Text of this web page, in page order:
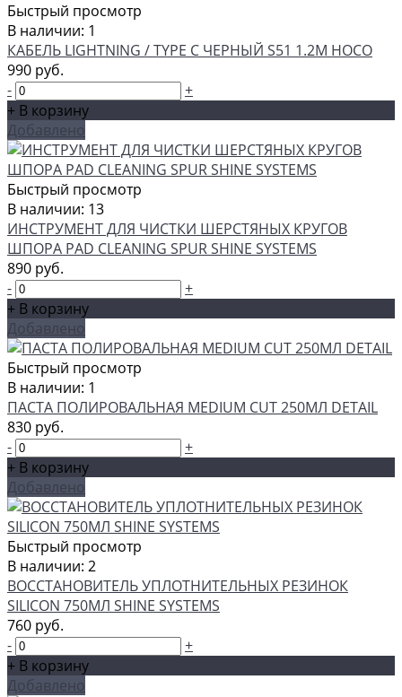
Быстрый просмотр
В наличии: 1
КАБЕЛЬ LIGHTNING / TYPE C ЧЕРНЫЙ S51 1.2M HOCO
990 руб.
-
+
+ В корзину
Добавлено
Быстрый просмотр
В наличии: 13
ИНСТРУМЕНТ ДЛЯ ЧИСТКИ ШЕРСТЯНЫХ КРУГОВ
ШПОРА PAD CLEANING SPUR SHINE SYSTEMS
890 руб.
-
+
+ В корзину
Добавлено
Быстрый просмотр
В наличии: 1
ПАСТА ПОЛИРОВАЛЬНАЯ MEDIUM CUT 250МЛ DETAIL
830 руб.
-
+
+ В корзину
Добавлено
Быстрый просмотр
В наличии: 2
ВОССТАНОВИТЕЛЬ УПЛОТНИТЕЛЬНЫХ РЕЗИНОК
SILICON 750МЛ SHINE SYSTEMS
760 руб.
-
+
+ В корзину
Добавлено